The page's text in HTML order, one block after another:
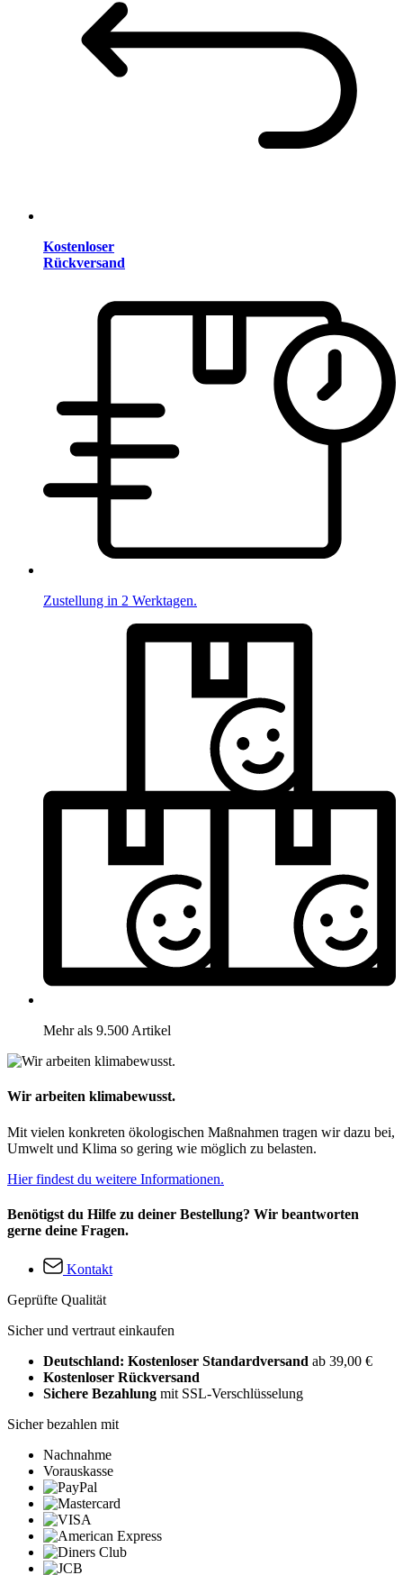
Kostenloser
Rückversand
Zustellung in 2 Werktagen.
Mehr als 9.500 Artikel
Wir arbeiten klimabewusst.
Mit vielen konkreten ökologischen Maßnahmen tragen wir dazu bei,
Umwelt und Klima so gering wie möglich zu belasten.
Hier findest du weitere Informationen.
Benötigst du Hilfe zu deiner Bestellung? Wir beantworten
gerne deine Fragen.
Kontakt
Geprüfte Qualität
Sicher und vertraut einkaufen
Deutschland: Kostenloser Standardversand ab 39,00 €
Kostenloser Rückversand
Sichere Bezahlung mit SSL-Verschlüsselung
Sicher bezahlen mit
Nachnahme
Vorauskasse